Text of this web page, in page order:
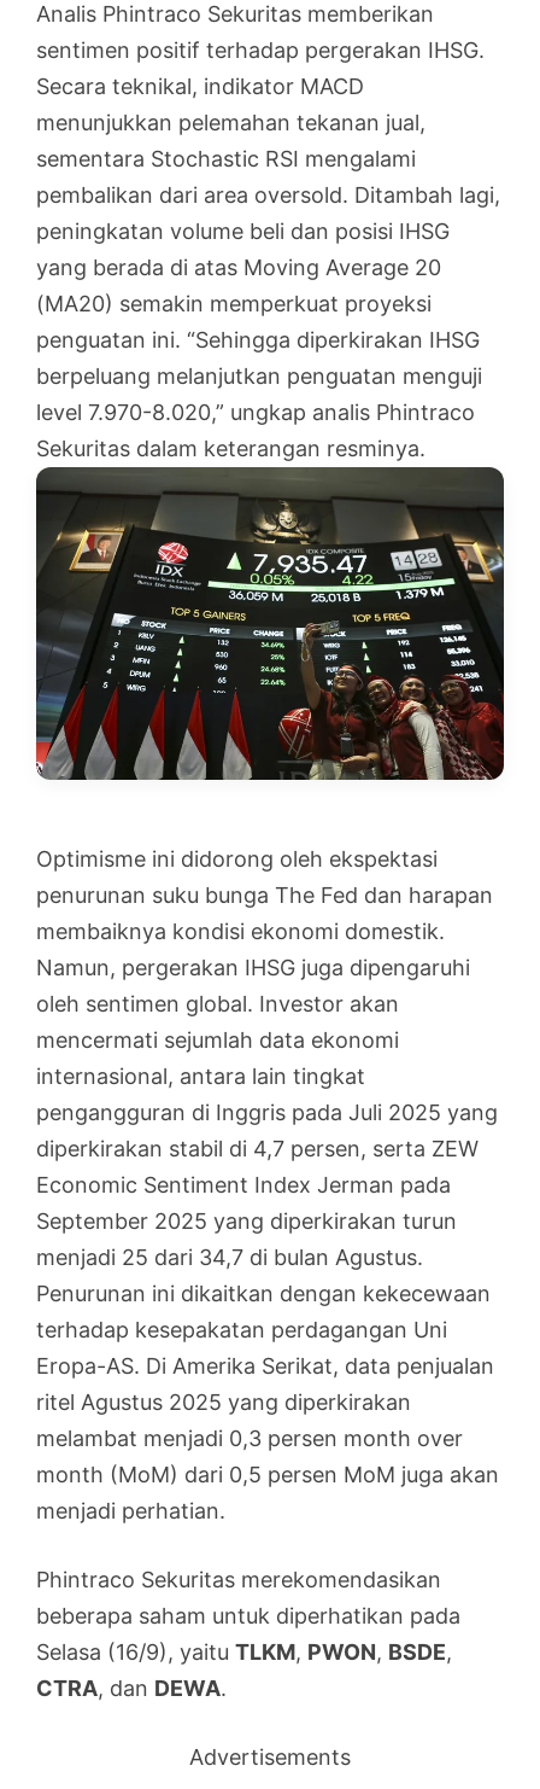
Analis Phintraco Sekuritas memberikan
sentimen positif terhadap pergerakan IHSG.
Secara teknikal, indikator MACD
menunjukkan pelemahan tekanan jual,
sementara Stochastic RSI mengalami
pembalikan dari area oversold. Ditambah lagi,
peningkatan volume beli dan posisi IHSG
yang berada di atas Moving Average 20
(MA20) semakin memperkuat proyeksi
penguatan ini. “Sehingga diperkirakan IHSG
berpeluang melanjutkan penguatan menguji
level 7.970-8.020,” ungkap analis Phintraco
Sekuritas dalam keterangan resminya.
Optimisme ini didorong oleh ekspektasi
penurunan suku bunga The Fed dan harapan
membaiknya kondisi ekonomi domestik.
Namun, pergerakan IHSG juga dipengaruhi
oleh sentimen global. Investor akan
mencermati sejumlah data ekonomi
internasional, antara lain tingkat
pengangguran di Inggris pada Juli 2025 yang
diperkirakan stabil di 4,7 persen, serta ZEW
Economic Sentiment Index Jerman pada
September 2025 yang diperkirakan turun
menjadi 25 dari 34,7 di bulan Agustus.
Penurunan ini dikaitkan dengan kekecewaan
terhadap kesepakatan perdagangan Uni
Eropa-AS. Di Amerika Serikat, data penjualan
ritel Agustus 2025 yang diperkirakan
melambat menjadi 0,3 persen month over
month (MoM) dari 0,5 persen MoM juga akan
menjadi perhatian.
Phintraco Sekuritas merekomendasikan
beberapa saham untuk diperhatikan pada
Selasa (16/9), yaitu TLKM, PWON, BSDE,
CTRA, dan DEWA.
Advertisements